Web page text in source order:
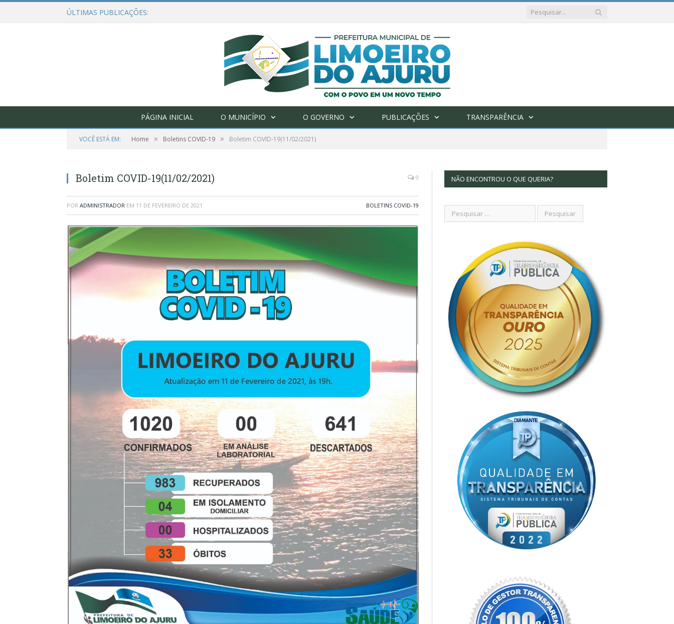
ÚLTIMAS PUBLICAÇÕES:
PÁGINA INICIAL O MUNICÍPIO O GOVERNO PUBLICAÇÕES TRANSPARÊNCIA
VOCÊ ESTÁ EM: Home » Boletins COVID-19 » Boletim COVID-19(11/02/2021)
Boletim COVID-19(11/02/2021) 0
POR ADMINISTRADOR EM 11 DE FEVEREIRO DE 2021 BOLETINS COVID-19
NÃO ENCONTROU O QUE QUERIA?